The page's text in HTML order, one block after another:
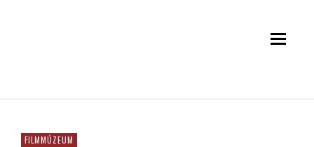
FILMMÚZEUM